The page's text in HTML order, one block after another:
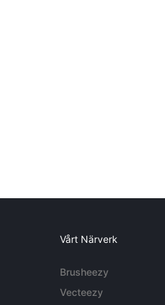
Vårt Närverk
Brusheezy
Vecteezy